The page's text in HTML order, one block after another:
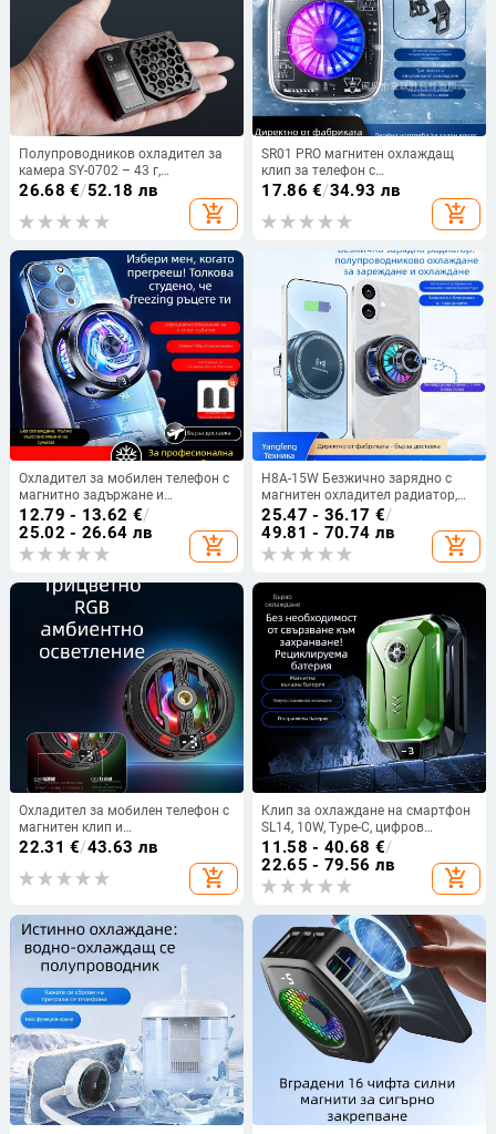
Полупроводников охладител за
камера SY-0702 – 43 г,
пластмаса, USB-C; съвместим със
безогледални
26.68 €/52.18 лв
add_shopping_cart
SR01 PRO магнитен охлаждащ
клип за телефон с
полупроводников радиатор и
цифров дисплей - 110 g, 36 W,
Type-C, материали: пластмаса/
17.86 €/34.93 лв
add_shopping_cart
Охладител за мобилен телефон с
магнитно задържане и
полупроводниково охлаждане —
SR17, 10W USB-C, ABS корпус, 65 g
12.79 - 13.62 €/
25.02 - 26.64 лв
add_shopping_cart
H8A-15W Безжично зарядно с
магнитен охладител радиатор,
MagSafe глава, Type-C интерфейс,
пластмаса и метал, 121 г
25.47 - 36.17 €/
49.81 - 70.74 лв
add_shopping_cart
Охладител за мобилен телефон с
магнитен клип и
полупроводниково охлаждане,
стрийминг, универсален за
22.31 €/43.63 лв
add_shopping_cart
Клип за охлаждане на смартфон
SL14, 10W, Type-C, цифров
дисплей на батерията,
пластмаса/метал/керамика
11.58 - 40.68 €/
22.65 - 79.56 лв
add_shopping_cart